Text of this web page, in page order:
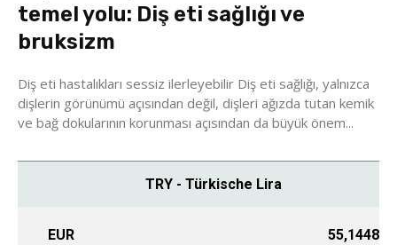
temel yolu: Diş eti sağlığı ve
bruksizm
Diş eti hastalıkları sessiz ilerleyebilir Diş eti sağlığı, yalnızca
dişlerin görünümü açısından değil, dişleri ağızda tutan kemik
ve bağ dokularının korunması açısından da büyük önem...
TRY - Türkische Lira
EUR 55,1448